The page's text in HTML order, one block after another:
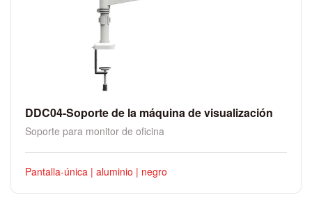
DDC04-Soporte de la máquina de visualización
Soporte para monitor de oficina
Pantalla-única | aluminio | negro